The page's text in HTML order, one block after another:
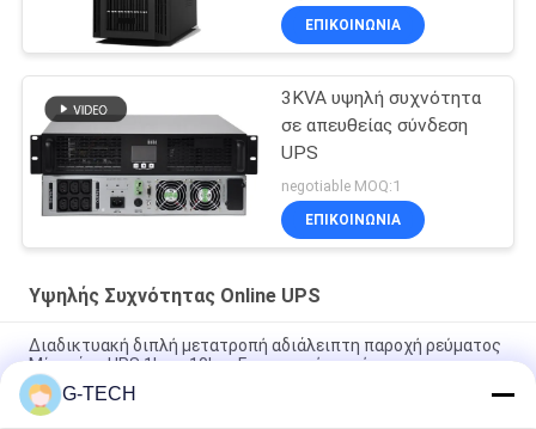
ΕΠΙΚΟΙΝΩΝΙΑ
3KVA υψηλή συχνότητα
σε απευθείας σύνδεση
UPS
negotiable MOQ:1
ΕΠΙΚΟΙΝΩΝΙΑ
Υψηλής Συχνότητας Online UPS
Διαδικτυακή διπλή μετατροπή αδιάλειπτη παροχή ρεύματος
Μία φάση UPS 1kva -10kva Για οικιακή γεννήτρια
Σε απευθείας σύνδεση ενιαία φάση UPS 1-10kva PF 1,0
G-TECH